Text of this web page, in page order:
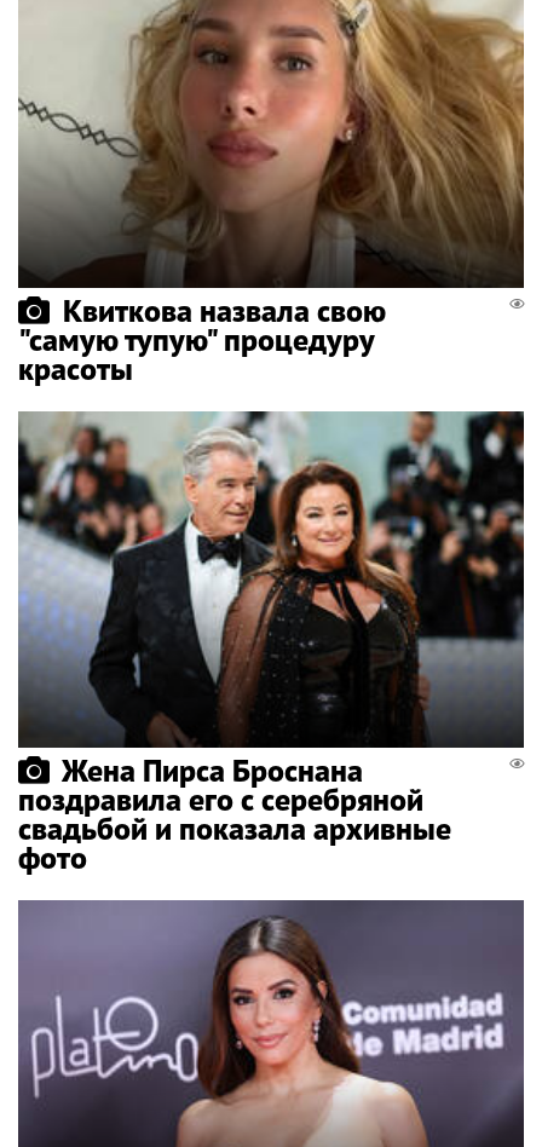
Квиткова назвала свою
"самую тупую" процедуру
красоты
Жена Пирса Броснана
поздравила его с серебряной
свадьбой и показала архивные
фото